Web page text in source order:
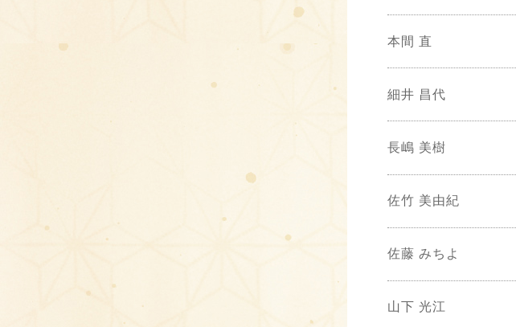
本間 直
細井 昌代
長嶋 美樹
佐竹 美由紀
佐藤 みちよ
山下 光江